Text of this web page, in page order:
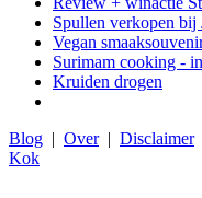
Spullen verkopen
Vegan
Surimam cooking -
Kruiden drogen
Blog | Over| Disclaimer
Kok